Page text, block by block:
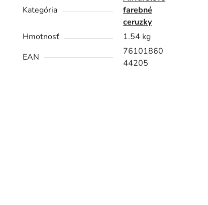
Kategória
farebné
ceruzky
Hmotnosť
1.54 kg
EAN
76101860
44205